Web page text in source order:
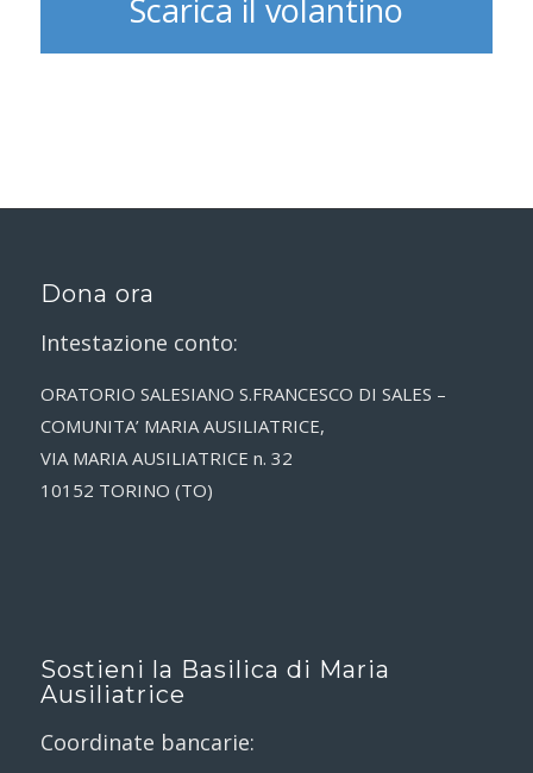
Scarica il volantino
Dona ora
Intestazione conto:
ORATORIO SALESIANO S.FRANCESCO DI SALES –
COMUNITA’ MARIA AUSILIATRICE,
VIA MARIA AUSILIATRICE n. 32
10152 TORINO (TO)
Sostieni la Basilica di Maria
Ausiliatrice
Coordinate bancarie: